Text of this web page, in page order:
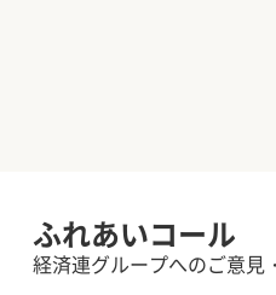
ふれあいコール
経済連グループへのご意見